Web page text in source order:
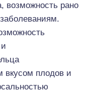
возможность рано
вкусом плодов и